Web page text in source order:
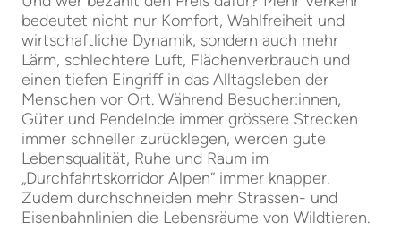
bedeutet nicht nur Komfort, Wahlfreiheit und
wirtschaftliche Dynamik, sondern auch mehr
Lärm, schlechtere Luft, Flächenverbrauch und
einen tiefen Eingriff in das Alltagsleben der
Menschen vor Ort. Während Besucher:innen,
Güter und Pendelnde immer grössere Strecken
immer schneller zurücklegen, werden gute
Lebensqualität, Ruhe und Raum im
„Durchfahrtskorridor Alpen“ immer knapper.
Zudem durchschneiden mehr Strassen- und
Eisenbahnlinien die Lebensräume von Wildtieren.